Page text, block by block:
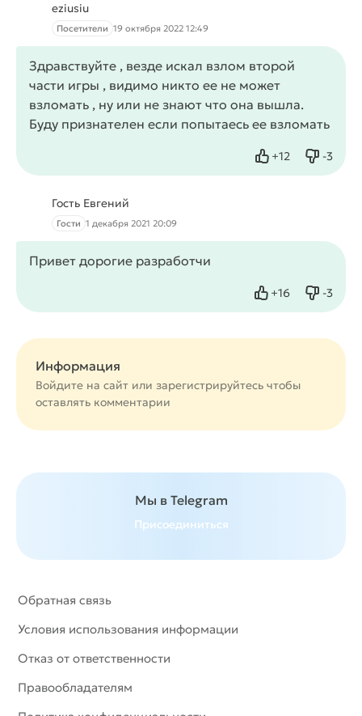
eziusiu
Посетители 19 октября 2022 12:49
Здравствуйте , везде искал взлом второй
части игры , видимо никто ее не может
взломать , ну или не знают что она вышла.
Буду признателен если попытаесь ее взломать
+12
Нравится -3
Не
Гость Евгений
Гости 1 декабря 2021 20:09
Привет дорогие разработчи
+16
Нравится -3
Не
Информация
Войдите на сайт или зарегистрируйтесь чтобы
оставлять комментарии
Мы в Telegram
Присоединиться
Обратная связь
Условия использования информации
Отказ от ответственности
Правообладателям